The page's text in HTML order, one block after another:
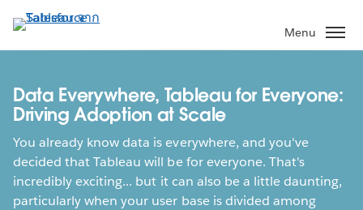
ไป
ที่
หลัก
Menu
Data Everywhere, Tableau for Everyone:
Driving Adoption at Scale
You already know data is everywhere, and you've
decided that Tableau will be for everyone. That's
incredibly exciting... but it can also be a little daunting,
particularly when your user base is divided among